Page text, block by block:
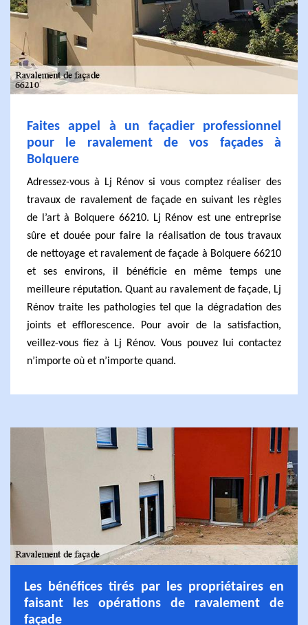
Faites appel à un façadier professionnel
pour le ravalement de vos façades à
Bolquere
Adressez-vous à Lj Rénov si vous comptez réaliser des
travaux de ravalement de façade en suivant les règles
de l’art à Bolquere 66210. Lj Rénov est une entreprise
sûre et douée pour faire la réalisation de tous travaux
de nettoyage et ravalement de façade à Bolquere 66210
et ses environs, il bénéficie en même temps une
meilleure réputation. Quant au ravalement de façade, Lj
Rénov traite les pathologies tel que la dégradation des
joints et efflorescence. Pour avoir de la satisfaction,
veillez-vous fiez à Lj Rénov. Vous pouvez lui contactez
n’importe où et n’importe quand.
Les bénéfices tirés par les propriétaires en
faisant les opérations de ravalement de
façade